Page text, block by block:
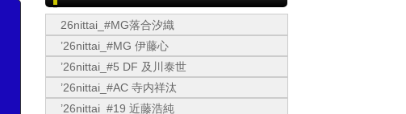
26nittai_#MG落合汐織
’26nittai_#MG 伊藤心
’26nittai_#5 DF 及川泰世
’26nittai_#AC 寺内祥汰
’26nittai_#19 近藤浩純